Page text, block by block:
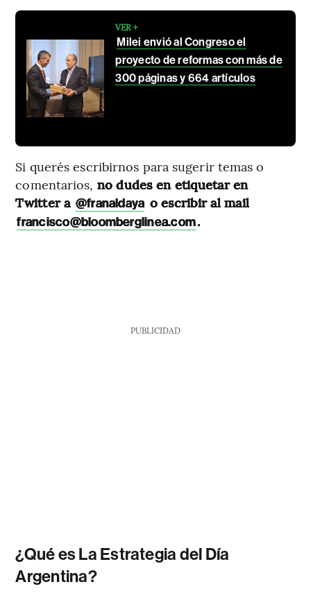
VER +
Milei envió al Congreso el
proyecto de reformas con más de
300 páginas y 664 artículos
Si querés escribirnos para sugerir temas o
comentarios, no dudes en etiquetar en
Twitter a @franaldaya o escribir al mail
francisco@bloomberglinea.com.
PUBLICIDAD
¿Qué es La Estrategia del Día
Argentina?